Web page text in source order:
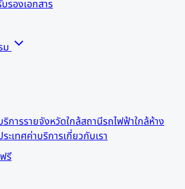
รองเอกสาร
ม
ริการรายจังหวัดใกล้สถานีรถไฟฟ้าใกล้ห้าง
ะเทศค่าบริการเกี่ยวกับเรา
รี